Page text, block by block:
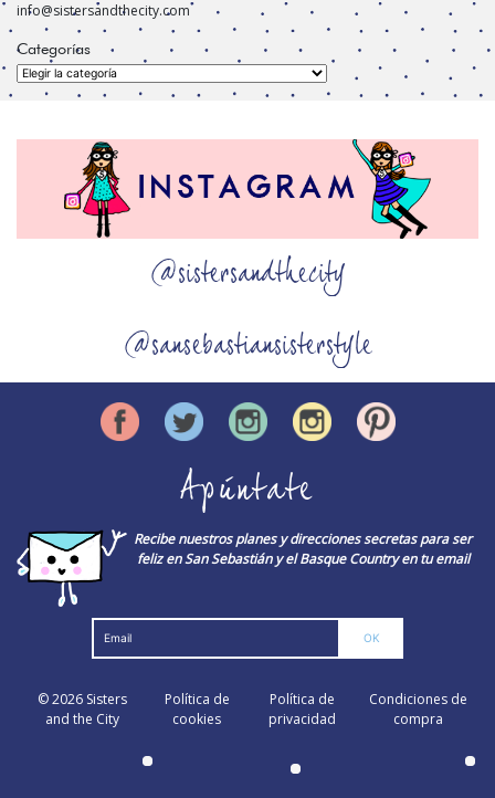
info@sistersandthecity.com
Categorías
Categorías
@sistersandthecity
@sansebastiansisterstyle
Apúntate
Recibe nuestros planes y direcciones secretas para ser
feliz en San Sebastián y el Basque Country en tu email
© 2026 Sisters
and the City
Política de
cookies
Política de
privacidad
Condiciones de
compra